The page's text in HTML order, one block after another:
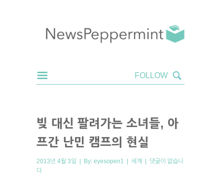
빚 대신 팔려가는 소녀들, 아
프간 난민 캠프의 현실
2013년 4월 3일 | By: eyesopen1 | 세계 | 댓글이 없습니
다